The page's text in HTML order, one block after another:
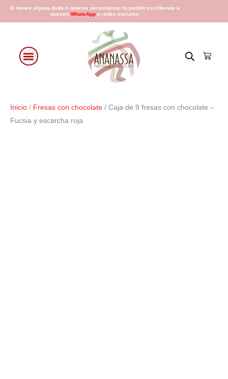
al
Si tienes alguna duda o quieres personalizar tu pedido escríbenos a
nuestroWhatsApp o redes sociales
Cart
Inicio / Fresas con chocolate / Caja de 9 fresas con chocolate –
Fucsia y escarcha roja